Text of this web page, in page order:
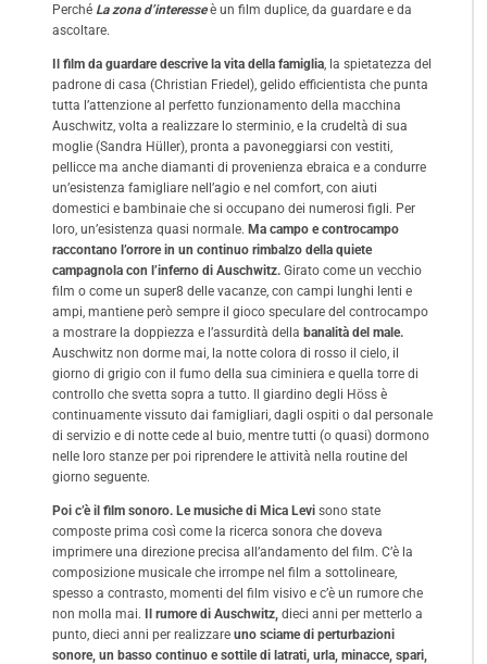
Perché La zona d’interesseè un film duplice, da guardare e da
ascoltare.
Il film da guardare descrive la vita della famiglia , la spietatezza del
padrone di casa (Christian Friedel), gelido efficientista che punta
tutta l’attenzione al perfetto funzionamento della macchina
Auschwitz, volta a realizzare lo sterminio, e la crudeltà di sua
moglie (Sandra Hüller), pronta a pavoneggiarsi con vestiti,
pellicce ma anche diamanti di provenienza ebraica e a condurre
un’esistenza famigliare nell’agio e nel comfort, con aiuti
domestici e bambinaie che si occupano dei numerosi figli. Per
loro, un’esistenza quasi normale. Ma campo e controcampo
raccontano l’orrore in un continuo rimbalzo della quiete
campagnola con l’inferno di Auschwitz. Girato come un vecchio
film o come un super8 delle vacanze, con campi lunghi lenti e
ampi, mantiene però sempre il gioco speculare del controcampo
a mostrare la doppiezza e l’assurdità della banalità del male.
Auschwitz non dorme mai, la notte colora di rosso il cielo, il
giorno di grigio con il fumo della sua ciminiera e quella torre di
controllo che svetta sopra a tutto. Il giardino degli Höss è
continuamente vissuto dai famigliari, dagli ospiti o dal personale
di servizio e di notte cede al buio, mentre tutti (o quasi) dormono
nelle loro stanze per poi riprendere le attività nella routine del
giorno seguente.
Poi c’è il film sonoro. Le musiche di Mica Levi sono state
composte prima così come la ricerca sonora che doveva
imprimere una direzione precisa all’andamento del film. C’è la
composizione musicale che irrompe nel film a sottolineare,
spesso a contrasto, momenti del film visivo e c’è un rumore che
non molla mai. Il rumore di Auschwitz, dieci anni per metterlo a
punto, dieci anni per realizzare uno sciame di perturbazioni
sonore, un basso continuo e sottile di latrati, urla, minacce, spari,